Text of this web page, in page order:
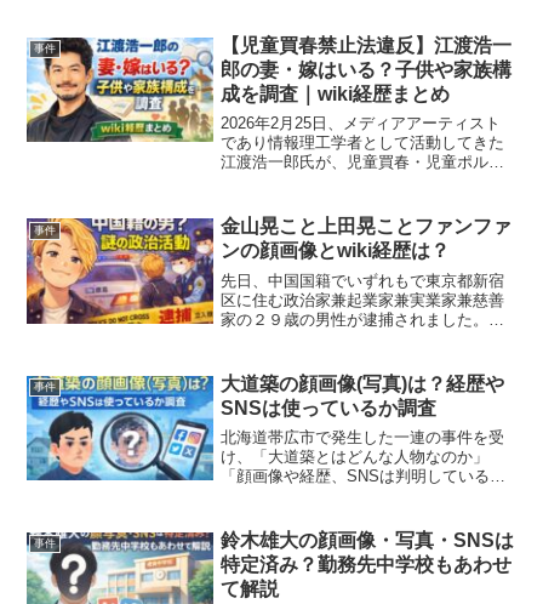
事件
【児童買春禁止法違反】江渡浩一
郎の妻・嫁はいる？子供や家族構
成を調査｜wiki経歴まとめ
2026年2月25日、メディアアーティスト
であり情報理工学者として活動してきた
江渡浩一郎氏が、児童買春・児童ポルノ
して知られてきた人物だけに、世間では
その人物像や私生活...
事件
金山晃こと上田晃ことファンファ
ンの顔画像とwiki経歴は？
先日、中国国籍でいずれもで東京都新宿
区に住む政治家兼起業家兼実業家兼慈善
家の２９歳の男性が逮捕されました。一
と金山晃こと上田晃ことファンファンを
名乗る29歳の男です。金山...
事件
大道築の顔画像(写真)は？経歴や
SNSは使っているか調査
北海道帯広市で発生した一連の事件を受
け、「大道築とはどんな人物なのか」
「顔画像や経歴、SNSは判明しているの
ウントの存在については検索数も多く、
関心の高さがうかがえま...
事件
鈴木雄大の顔画像・写真・SNSは
特定済み？勤務先中学校もあわせ
て解説